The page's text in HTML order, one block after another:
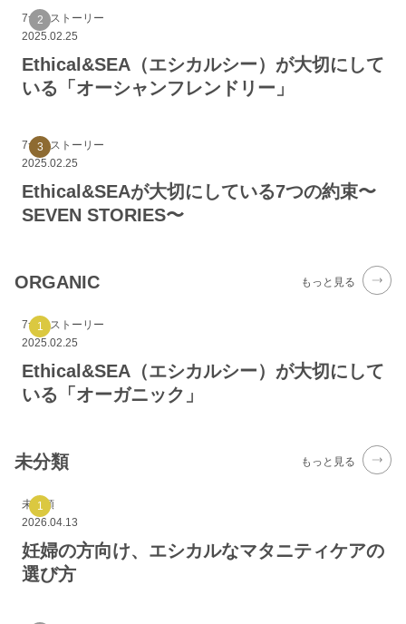
7つのストーリー
2025.02.25
Ethical&SEA（エシカルシー）が大切にして
いる「オーシャンフレンドリー」
7つのストーリー
2025.02.25
Ethical&SEAが大切にしている7つの約束〜
SEVEN STORIES〜
ORGANIC もっと見る
7つのストーリー
2025.02.25
Ethical&SEA（エシカルシー）が大切にして
いる「オーガニック」
未分類 もっと見る
未分類
2026.04.13
妊婦の方向け、エシカルなマタニティケアの
選び方